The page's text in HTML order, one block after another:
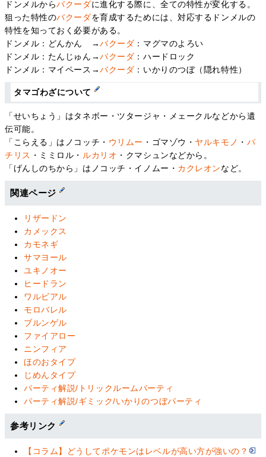
ドンメルからバクーダに進化する際に、全ての特性が変化する。
狙った特性のバクーダを育成するためには、対応するドンメルの
特性を知っておく必要がある。
ドンメル：どんかん →バクーダ ：マグマのよろい
ドンメル：たんじゅん→バクーダ ：ハードロック
ドンメル：マイペース→バクーダ ：いかりのつぼ（隠れ特性）
タマゴわざについて
「せいちょう」はタネボー・ツタージャ・メェークルなどから遺
伝可能。
「こらえる」はノコッチ・ ウリムー ・ゴマゾウ・ ヤルキモノ ・ パ
チリス ・ミミロル・ ルカリオ ・クマシュンなどから。
「げんしのちから」はノコッチ・イノムー・ カクレオンなど。
関連ページ
リザードン
カメックス
カモネギ
サマヨール
ユキノオー
ヒードラン
ワルビアル
モロバレル
ブルンゲル
ファイアロー
ニンフィア
ほのおタイプ
じめんタイプ
パーティ解説/トリックルームパーティ
パーティ解説/ギミック/いかりのつぼパーティ
参考リンク
【コラム】どうしてポケモンはレベルが高い方が強いの？